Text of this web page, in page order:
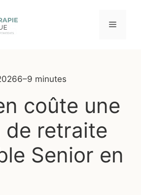
Menu
6–9 minutes
coûte une
de retraite
Senior en